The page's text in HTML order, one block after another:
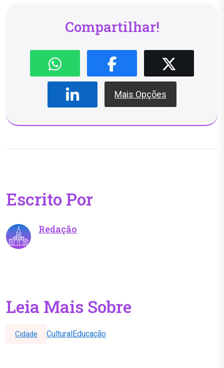
Compartilhar!
Mais Opções
Escrito Por
Redação
Leia Mais Sobre
Cidade CulturalEducação